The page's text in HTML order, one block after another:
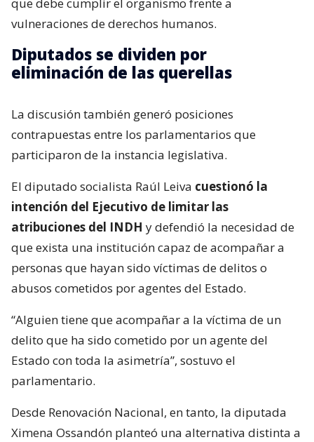
vulneraciones de derechos humanos.
Diputados se dividen por
eliminación de las querellas
La discusión también generó posiciones
contrapuestas entre los parlamentarios que
participaron de la instancia legislativa.
El diputado socialista Raúl Leiva cuestionó la
intención del Ejecutivo de limitar las
atribuciones del INDH y defendió la necesidad de
que exista una institución capaz de acompañar a
personas que hayan sido víctimas de delitos o
abusos cometidos por agentes del Estado.
“Alguien tiene que acompañar a la víctima de un
delito que ha sido cometido por un agente del
Estado con toda la asimetría”, sostuvo el
parlamentario.
Desde Renovación Nacional, en tanto, la diputada
Ximena Ossandón planteó una alternativa distinta a